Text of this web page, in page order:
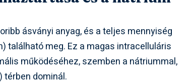
ásványi anyag, és a teljes mennyiség
található meg. Ez a magas intracelluláris
működéséhez, szemben a nátriummal,
térben dominál.